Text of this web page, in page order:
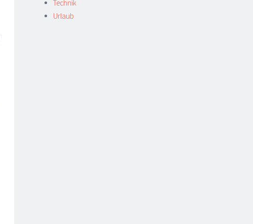
Technik
Urlaub